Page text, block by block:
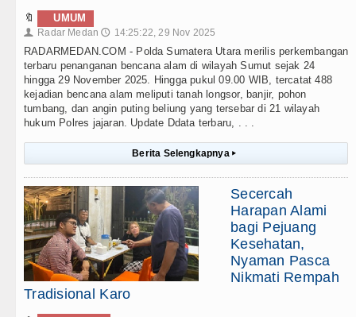
🔖 UMUM
👤 Radar Medan 🕔 14:25:22, 29 Nov 2025
RADARMEDAN.COM - Polda Sumatera Utara merilis perkembangan
terbaru penanganan bencana alam di wilayah Sumut sejak 24
hingga 29 November 2025. Hingga pukul 09.00 WIB, tercatat 488
kejadian bencana alam meliputi tanah longsor, banjir, pohon
tumbang, dan angin puting beliung yang tersebar di 21 wilayah
hukum Polres jajaran. Update Ddata terbaru, . . .
Berita Selengkapnya ▸
Secercah
Harapan Alami
bagi Pejuang
Kesehatan,
Nyaman Pasca
Nikmati Rempah
Tradisional Karo